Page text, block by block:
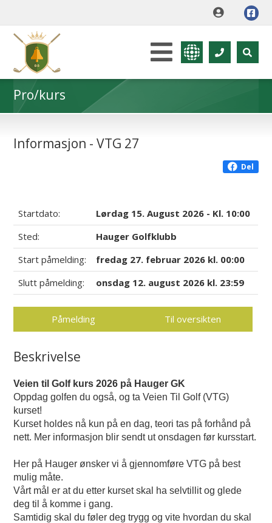
Pro/kurs
Informasjon - VTG 27
Del
Startdato:
Lørdag 15. August 2026 - Kl. 10:00
Sted:
Hauger Golfklubb
Start påmelding:
fredag 27. februar 2026 kl. 00:00
Slutt påmelding:
onsdag 12. august 2026 kl. 23:59
Påmelding Til oversikten
Beskrivelse
Veien til Golf kurs 2026 på Hauger GK
Oppdag golfen du også, og ta Veien Til Golf (VTG)
kurset!
Kurset holdes nå kun på en dag, teori tas på forhånd på
nett. Mer informasjon blir sendt ut onsdagen før kursstart.
Her på Hauger ønsker vi å gjennomføre VTG på best
mulig måte.
Vårt mål er at du etter kurset skal ha selvtillit og glede
deg til å komme i gang.
Samtidig skal du føler deg trygg og vite hvordan du skal